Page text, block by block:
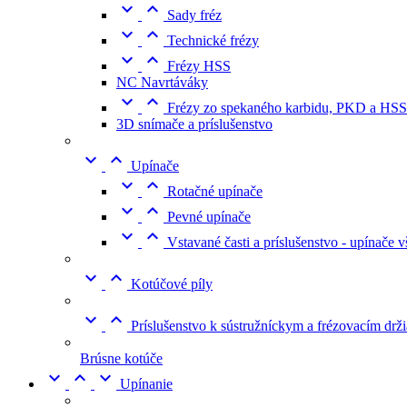
  Sady fréz
  Technické frézy
  Frézy HSS
NC Navrtáváky
  Frézy zo spekaného karbidu, PKD a HSS
3D snímače a príslušenstvo
  Upínače
  Rotačné upínače
  Pevné upínače
  Vstavané časti a príslušenstvo - upínače
  Kotúčové píly
  Príslušenstvo k sústružníckym a frézovacím
Brúsne kotúče
   Upínanie